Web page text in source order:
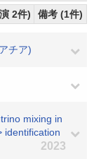
2件)
備考 (1件)
チア)
mixing in
identification
2023